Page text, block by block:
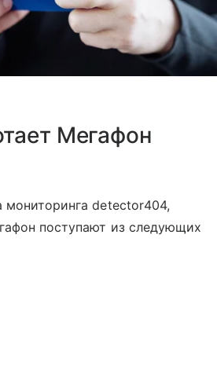
Мегафон
detector404,
поступают из следующих